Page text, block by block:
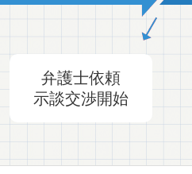
弁護士依頼
示談交渉開始